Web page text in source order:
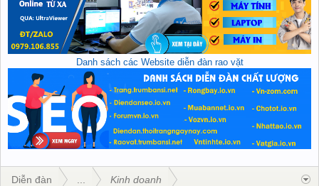
Danh sách các Website diễn đàn rao vặt
Diễn đàn Kinh doanh